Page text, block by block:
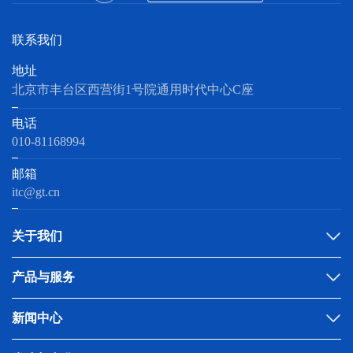
联系我们
地址
北京市丰台区西营街1号院通用时代中心C座
电话
010-81168994
邮箱
itc@gt.cn
关于我们
产品与服务
新闻中心